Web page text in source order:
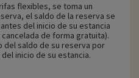
flexibles, se toma un
el saldo de la reserva se
del inicio de su estancia
de forma gratuita).
del saldo de su reserva por
inicio de su estancia.